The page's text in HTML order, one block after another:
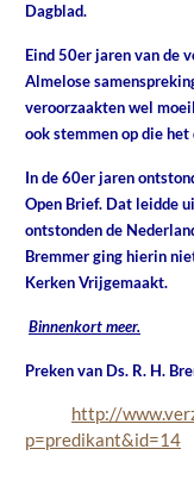
Dagblad.
Eind 50er jaren van de
Almelose
veroorzaakten wel
ook stemmen op die
In de 60er jaren
Open Brief. Dat leidde
ontstonden de
Bremmer ging hierin
Kerken Vrijgemaakt.
Binnenkort meer.
Preken van Ds. R. H.
http://
p=predikant&id=14